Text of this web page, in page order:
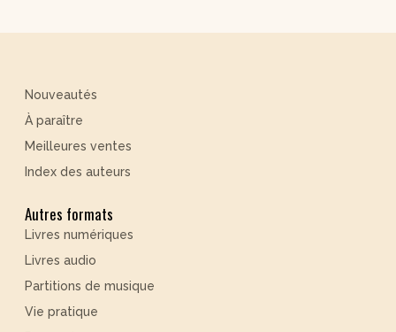
Nouveautés
À paraître
Meilleures ventes
Index des auteurs
Autres formats
Livres numériques
Livres audio
Partitions de musique
Vie pratique